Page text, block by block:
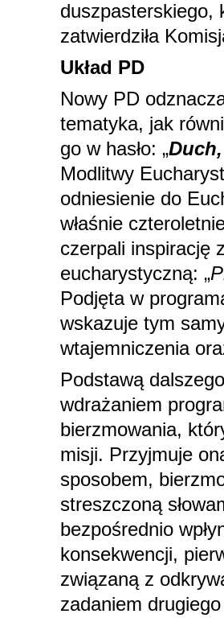
duszpasterskiego,
zatwierdziła
Układ PD
Nowy PD
tematyka, jak
go w hasło: „
Modlitwy
odniesienie do
właśnie
czerpali inspirację
eucharystyczną: „
Podjęta w
wskazuje tym
wtajemniczenia
Podstawą
wdrażaniem
bierzmowania,
misji. Przyjmuje
sposobem,
streszczoną
bezpośrednio
konsekwencji,
związaną z
zadaniem